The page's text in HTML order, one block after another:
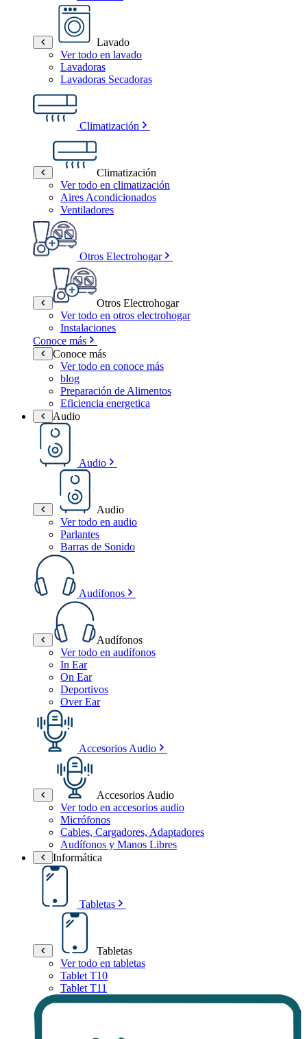
Lavado
Ver todo en lavado
Lavadoras
Lavadoras Secadoras
Climatización
Climatización
Ver todo en climatización
Aires Acondicionados
Ventiladores
Otros Electrohogar
Otros Electrohogar
Ver todo en otros electrohogar
Instalaciones
Conoce más
Conoce más
Ver todo en conoce más
blog
Preparación de Alimentos
Eficiencia energetica
Audio
Audio
Audio
Ver todo en audio
Parlantes
Barras de Sonido
Audífonos
Audífonos
Ver todo en audífonos
In Ear
On Ear
Deportivos
Over Ear
Accesorios Audio
Accesorios Audio
Ver todo en accesorios audio
Micrófonos
Cables, Cargadores, Adaptadores
Audífonos y Manos Libres
Informática
Tabletas
Tabletas
Ver todo en tabletas
Tablet T10
Tablet T11